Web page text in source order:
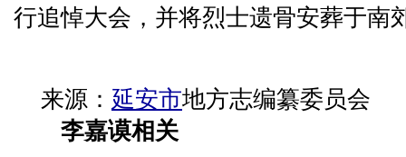
行追悼大会，并将烈士遗骨安葬于南
来源： 延安市地方志编纂委员会
李嘉谟相关